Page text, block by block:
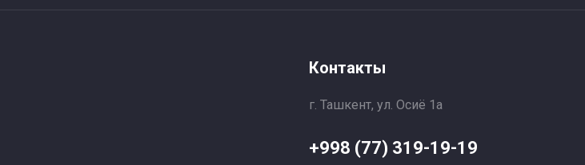
Контакты
г. Ташкент, ул. Осиё 1a
+998 (77) 319-19-19